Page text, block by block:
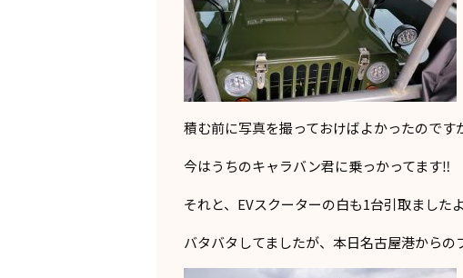
積む前に写真を撮っておけばよかったのです
今はうちのキャラバン君に乗っかってます‼️
それと、EVスクーターの白も1台引取ました
バタバタしてましたが、本日名古屋港からの